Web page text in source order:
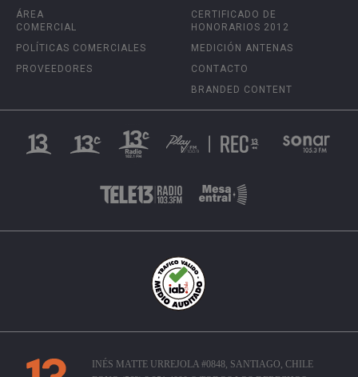
ÁREA
COMERCIAL
POLÍTICAS COMERCIALES
PROVEEDORES
CERTIFICADO DE
HONORARIOS 2012
MEDICIÓN ANTENAS
CONTACTO
BRANDED CONTENT
INÉS MATTE URREJOLA #0848, SANTIAGO, CHILE